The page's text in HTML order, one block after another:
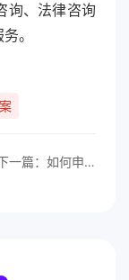
询、法律咨询
。
下一篇：如何申请银行注销账户？